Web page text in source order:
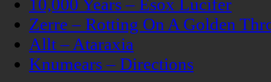
10,000 Years – Esox Lucifer
Zerre – Rotting On A Golden
Allt – Ataraxia
Knumears – Directions